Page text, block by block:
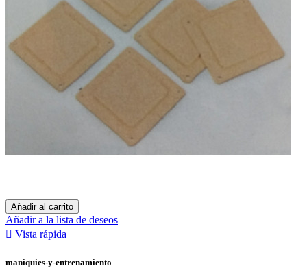
Añadir al carrito
Añadir a la lista de deseos
 Vista rápida
maniquies-y-entrenamiento